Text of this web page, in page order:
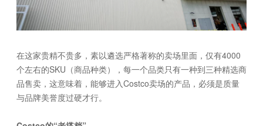
在这家贵精不贵多，素以遴选严格著称的卖场里面，仅有4000
个左右的SKU（商品种类），每一个品类只有一种到三种精选商
品售卖，这意味着，能够进入Costco卖场的产品，必须是质量
与品牌美誉度过硬才行。